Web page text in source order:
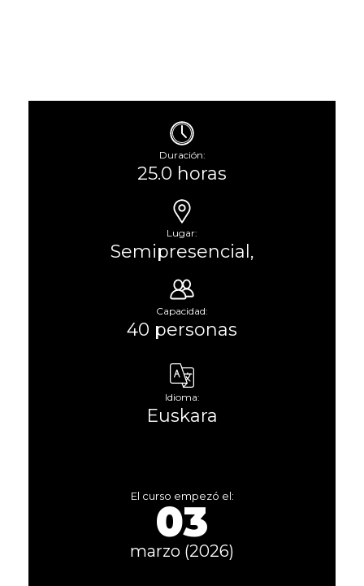
Duración:
25.0 horas
Lugar:
Semipresencial,
Capacidad:
40 personas
Idioma:
Euskara
El curso empezó el:
03
marzo (2026)